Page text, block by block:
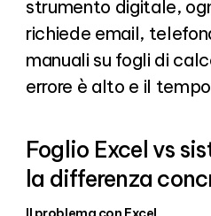
strumento digitale,
richiede email,
manuali su fogli di
errore è alto e il
Foglio Excel vs
la differenza